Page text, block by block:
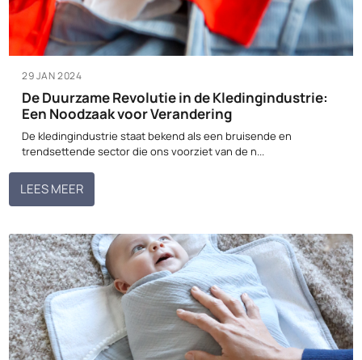
29 JAN 2024
De Duurzame Revolutie in de Kledingindustrie:
Een Noodzaak voor Verandering
De kledingindustrie staat bekend als een bruisende en
trendsettende sector die ons voorziet van de n...
LEES MEER